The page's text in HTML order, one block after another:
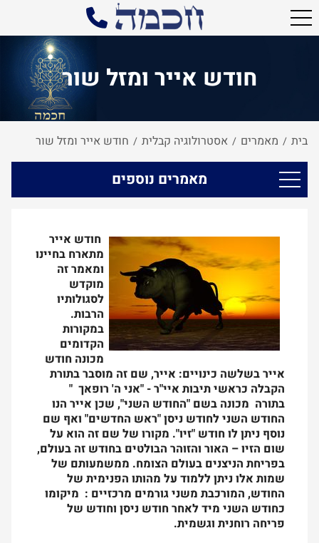
חודש אייר ומזל שור
בית / מאמרים / אסטרולוגיה קבלית / חודש אייר ומזל שור
מאמרים נוספים
חודש אייר
מתארח בחיינו
ומאמר זה
מוקדש
לסגולותיו
הרבות.
במקורות
הקדומים
מכונה חודש
אייר בשלשה כינויים: אייר, שם זה מוסבר בתורת
הקבלה כראשי תיבות איי"ר - "אני ה' רופאך "
בתורה מכונה בשם "החודש השני", שכן אייר הנו
החודש השני לחודש ניסן "ראש החדשים" ואף שם
נוסף ניתן לו חודש "זיו". מקורו של שם זה הוא על
שום הזיו – האור והזוהר הבולטים בחודש זה בעולם,
בפריחת הניצנים בעולם הצומח. ממשמעותם של
שמות אלו ניתן ללמוד על מהותו הפנימית של
החודש, המורכבת משני גורמים מרכזיים : מיקומו
כחודש השני מיד לאחר חודש ניסן וחודש של
פריחה רוחנית וגשמית.